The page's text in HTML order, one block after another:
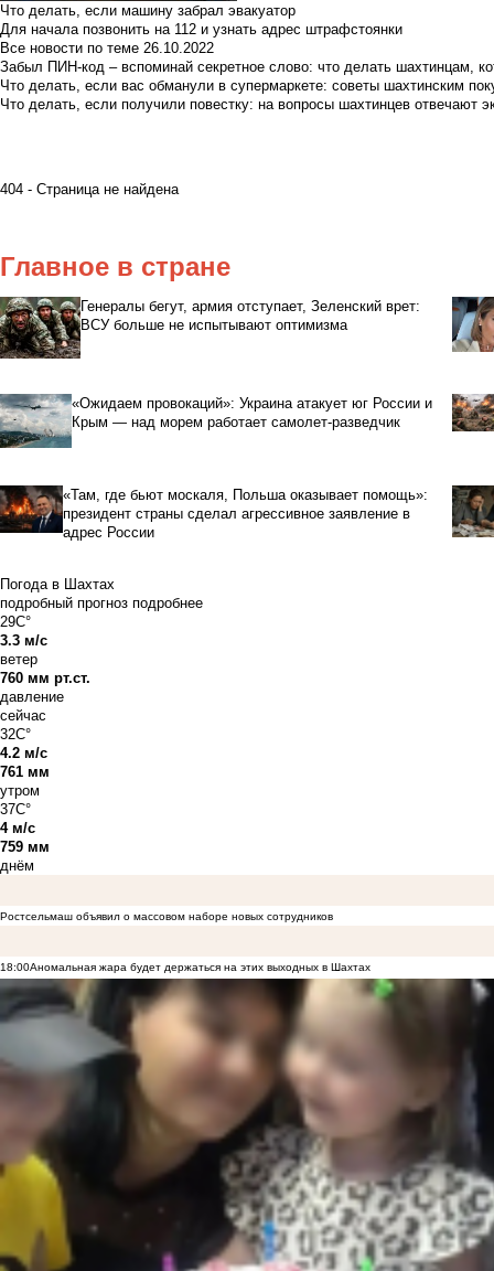
Что делать, если машину забрал эвакуатор
Для начала позвонить на 112 и узнать адрес штрафстоянки
Все новости по теме 26.10.2022
Забыл ПИН-код – вспоминай секретное слово: что делать шахтинцам,
Что делать, если вас обманули в супермаркете: советы шахтинским
Что делать, если получили повестку: на вопросы шахтинцев отвечают
404 - Страница не найдена
Главное в стране
Генералы бегут, армия отступает, Зеленский врет:
ВСУ больше не испытывают оптимизма
«Ожидаем провокаций»: Украина атакует юг России и
Крым — над морем работает самолет-разведчик
«Там, где бьют москаля, Польша оказывает помощь»:
президент страны сделал агрессивное заявление в
адрес России
Погода в Шахтах
подробный прогноз подробнее
29C°
3.3 м/с
ветер
760 мм рт.ст.
давление
сейчас
32C°
4.2 м/с
761 мм
утром
37C°
4 м/с
759 мм
днём
Ростсельмаш объявил о массовом наборе новых сотрудников
18:00Аномальная жара будет держаться на этих выходных в Шахтах